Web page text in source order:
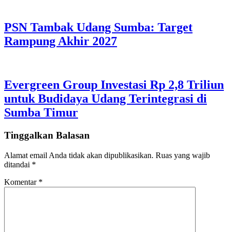
PSN Tambak Udang Sumba: Target
Rampung Akhir 2027
Evergreen Group Investasi Rp 2,8 Triliun
untuk Budidaya Udang Terintegrasi di
Sumba Timur
Tinggalkan Balasan
Alamat email Anda tidak akan dipublikasikan. Ruas yang wajib
ditandai *
Komentar *